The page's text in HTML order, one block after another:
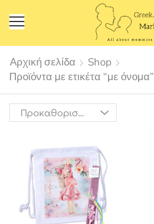
Αρχική σελίδα
Shop
Προϊόντα με ετικέτα “με όνομα”